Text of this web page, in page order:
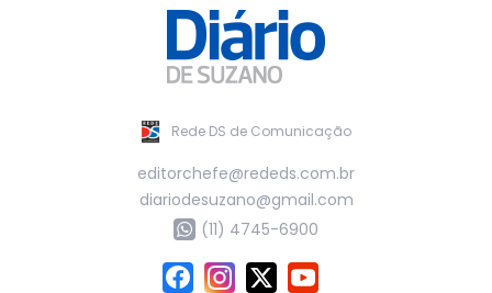
Rede DS de Comunicação
editorchefe@rededs.com.br
diariodesuzano@gmail.com
(11) 4745-6900